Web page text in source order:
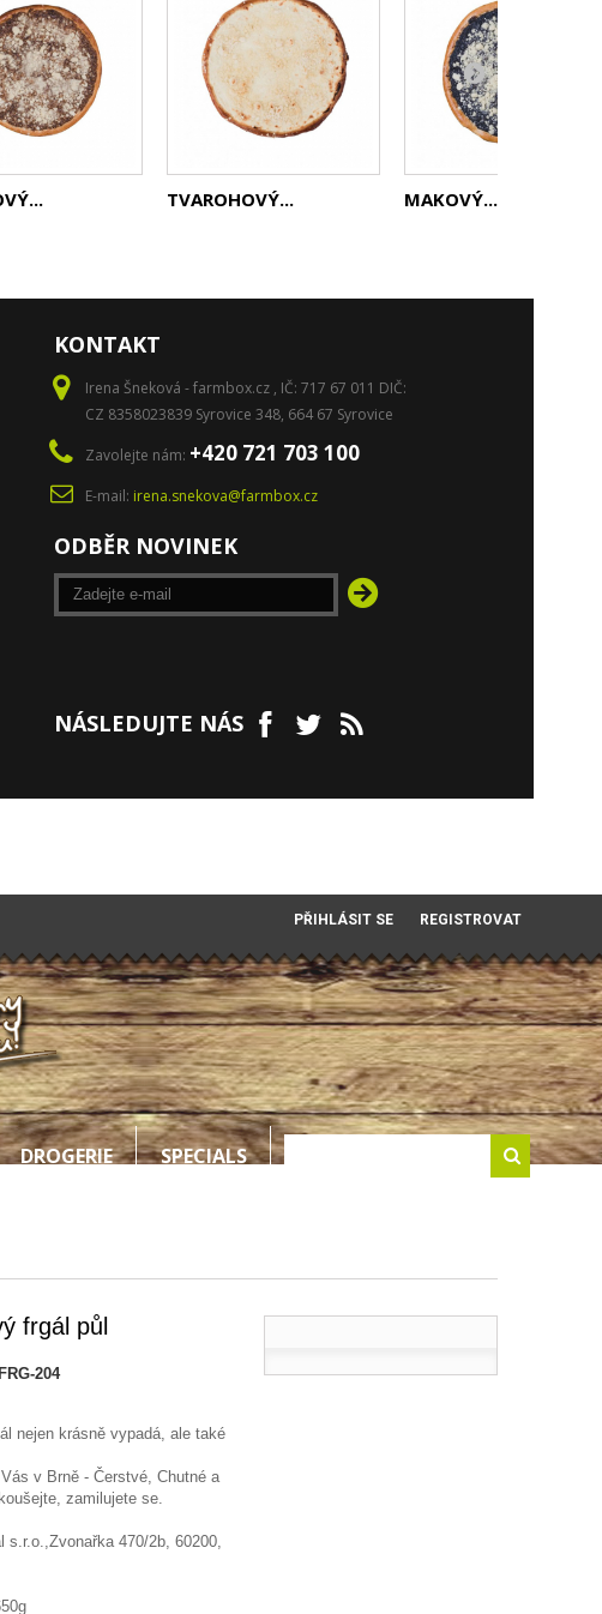
TVAROHOVÝ... MAKOVÝ...
KONTAKT
Irena Šneková - farmbox.cz , IČ: 717 67 011 DIČ:
CZ 8358023839 Syrovice 348, 664 67 Syrovice
Zavolejte nám: +420 721 703 100
E-mail: irena.snekova@farmbox.cz
ODBĚR NOVINEK
NÁSLEDUJTE NÁS
PŘIHLÁSIT SE REGISTROVAT
DROGERIE SPECIALS
frgál půl
204
nejen krásně vypadá, ale také
v Brně - Čerstvé, Chutné a
zamilujete se.
s.r.o.,Zvonařka 470/2b, 60200,